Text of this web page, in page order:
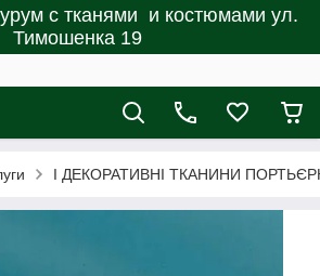
с тканями и костюмами ул.
Тимошенка 19
І ДЕКОРАТИВНІ ТКАНИНИ